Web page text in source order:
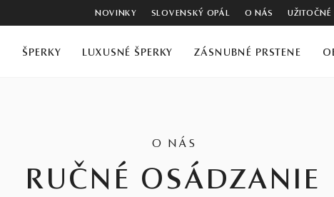
NOVINKY SLOVENSKÝ OPÁL O NÁS
ŠPERKY LUXUSNÉ ŠPERKY ZÁSNUBNÉ PRSTENE
O NÁS
RUČNÉ OSÁDZANIE